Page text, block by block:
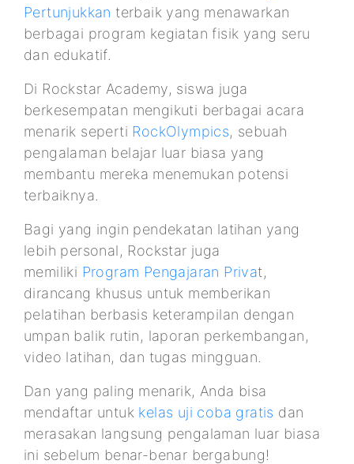
Pertunjukkan terbaik yang menawarkan
berbagai program kegiatan fisik yang seru
dan edukatif.
Di Rockstar Academy, siswa juga
berkesempatan mengikuti berbagai acara
menarik seperti RockOlympics, sebuah
pengalaman belajar luar biasa yang
membantu mereka menemukan potensi
terbaiknya.
Bagi yang ingin pendekatan latihan yang
lebih personal, Rockstar juga
memiliki Program Pengajaran Privat,
dirancang khusus untuk memberikan
pelatihan berbasis keterampilan dengan
umpan balik rutin, laporan perkembangan,
video latihan, dan tugas mingguan.
Dan yang paling menarik, Anda bisa
mendaftar untuk kelas uji coba gratis dan
merasakan langsung pengalaman luar biasa
ini sebelum benar-benar bergabung!